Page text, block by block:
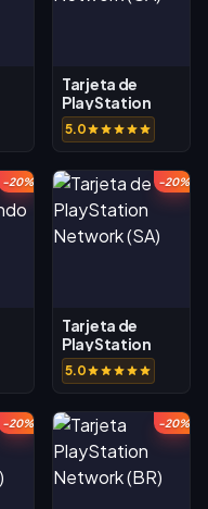
Tarjeta de
PlayStation
Network (CA)
5.0
-20% -20%
Tarjeta de
PlayStation
Network (SA)
5.0
-20% -20%